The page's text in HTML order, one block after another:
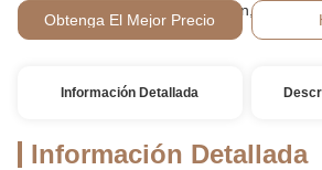
Condiciones De
Pago:
Western Union, L/C, T/T
Obtenga El Mejor Precio
Información Detallada
Información Detallada